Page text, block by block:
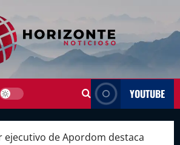
YOUTUBE
ejecutivo de Apordom destaca